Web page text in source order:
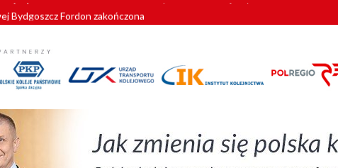
Bydgoszcz Fordon zakończona
pociągi od PESA. Sześć nowoczesnych ELF-ów wyjedzie na tory w 2029 roku
GySEV gotowe
się doświadczeniami z ukraińskim partnerem kolejowym